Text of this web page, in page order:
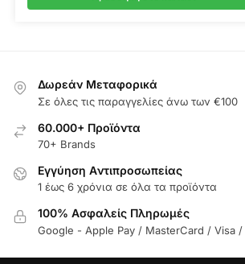
Δωρεάν Μεταφορικά
Σε όλες τις παραγγελίες άνω των €100
60.000+ Προϊόντα
70+ Brands
Εγγύηση Aντιπροσωπείας
1 έως 6 χρόνια σε όλα τα προϊόντα
100% Ασφαλείς Πληρωμές
Google - Apple Pay / MasterCard / Visa /